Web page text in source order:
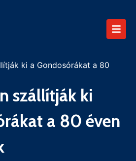
ki a Gondosórákat a 80
szállítják ki
a 80 éven